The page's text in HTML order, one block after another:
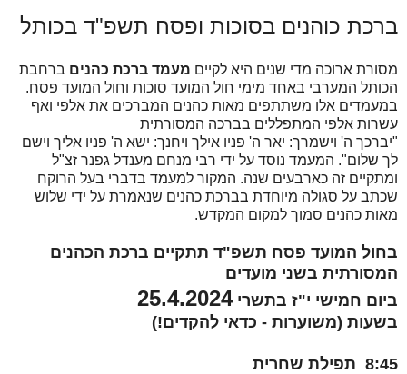
ברכת כוהנים בסוכות ופסח תשפ"ד בכותל
מסורת ארוכה מדי שנים היא לקיים מעמד ברכת כהנים ברחבת
הכותל המערבי באחד מימי חול המועד סוכות וחול המועד פסח.
במעמדים אלו משתתפים מאות כהנים המברכים את אלפי ואף
עשרות אלפי המתפללים בברכה המסורתית
"יברכך ה' וישמרך: יאר ה' פניו אילך ויחנך: ישא ה' פניו אליך וישם
לך שלום". המעמד נוסד על ידי רבי מנחם מענדל גפנר זצ"ל
ומתקיים זה כארבעים שנה. המקור למעמד בדברי בעל הרוקח
שכתב על סגולה מיוחדת בברכת כהנים שנאמרת על ידי שלוש
מאות כהנים סמוך למקום המקדש.
בחול המועד פסח תשפ"ד תתקיים ברכת הכהנים
המסורתית בשני מועדים
ביום חמישי י"ז בתשרי25.4.2024
בשעות (משוערות - כדאי להקדים!)
8:45 תפילת שחרית